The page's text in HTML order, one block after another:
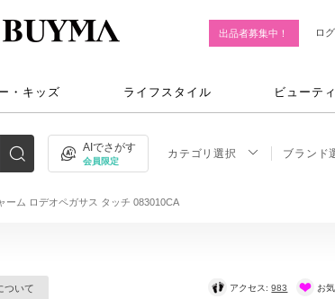
出品者募集中！ ロ
・キッズ ライフスタイル ビューテ
AIでさがす
会員限定
カテゴリ選択 ブランド
ーム ロデオペガサス タッチ 083010CA
ついて アクセス:983 お